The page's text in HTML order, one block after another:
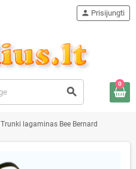
search
person Prisijungti
0
Trunki lagaminas Bee Bernard